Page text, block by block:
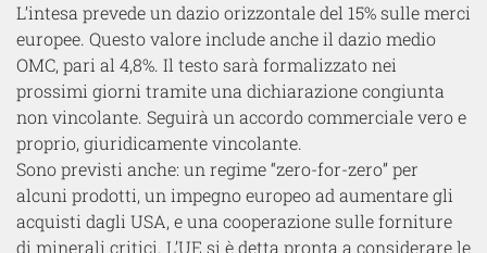
L’intesa prevede un dazio orizzontale del 15% sulle merci
europee. Questo valore include anche il dazio medio
OMC, pari al 4,8%. Il testo sarà formalizzato nei
prossimi giorni tramite una dichiarazione congiunta
non vincolante. Seguirà un accordo commerciale vero e
proprio, giuridicamente vincolante.
Sono previsti anche: un regime “zero-for-zero” per
alcuni prodotti, un impegno europeo ad aumentare gli
acquisti dagli USA, e una cooperazione sulle forniture
di minerali critici. L’UE si è detta pronta a considerare le